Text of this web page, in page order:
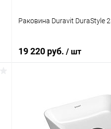
Раковина Duravit DuraStyle
19 220 руб. / шт
Купить в 1 клик